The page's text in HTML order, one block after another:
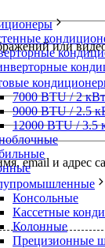
7000 BTU / 2
9000 BTU / 2.5
12000 BTU / 3.5
Консольные
Кассетные
Колонные
Прецизионные
или
email и адрес